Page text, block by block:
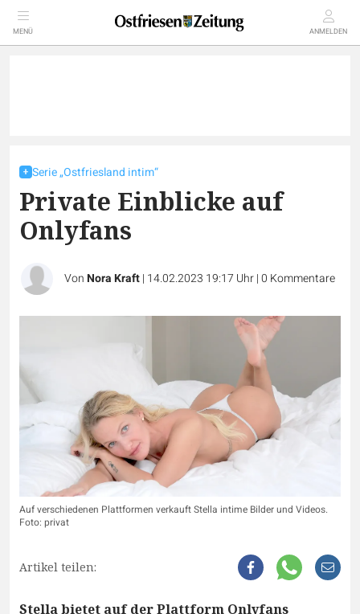
MENÜ ANMELDEN
Serie „Ostfriesland intim“
Private Einblicke auf
Onlyfans
VonNora Kraft| 14.02.2023 19:17 Uhr|0 Kommentare
Auf verschiedenen Plattformen verkauft Stella intime Bilder und Videos.
Foto: privat
Artikel teilen:
Stella bietet auf der Plattform Onlyfans